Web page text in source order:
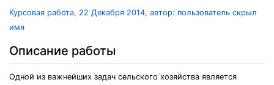
Курсовая работа, 22 Декабря 2014, автор: пользователь скрыл
имя
Описание работы
Одной из важнейших задач сельского хозяйства является